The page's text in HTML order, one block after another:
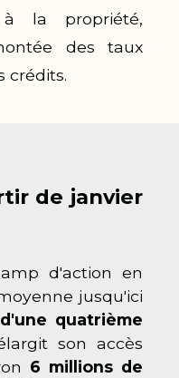
à la propriété,
des taux
crédits.
de janvier
d'action en
jusqu'ici
quatrième
son accès
6 millions de